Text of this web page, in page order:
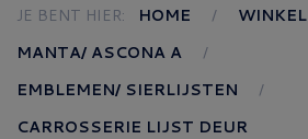
JE BENT HIER: HOME
WINKEL
MANTA/ ASCONA A
EMBLEMEN/ SIERLIJSTEN
CARROSSERIE LIJST DEUR